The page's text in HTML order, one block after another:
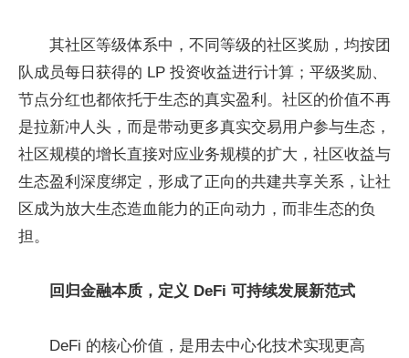
其社区等级体系中，不同等级的社区奖励，均按团
队成员每日获得的 LP 投资收益进行计算；平级奖励、
节点分红也都依托于生态的真实盈利。社区的价值不再
是拉新冲人头，而是带动更多真实交易用户参与生态，
社区规模的增长直接对应业务规模的扩大，社区收益与
生态盈利深度绑定，形成了正向的共建共享关系，让社
区成为放大生态造血能力的正向动力，而非生态的负
担。
回归金融本质，定义 DeFi 可持续发展新范式
DeFi 的核心价值，是用去中心化技术实现更高